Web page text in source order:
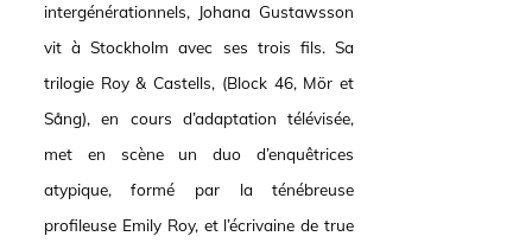
intergénérationnels, Johana Gustawsson
vit à Stockholm avec ses trois fils. Sa
trilogie Roy & Castells, (Block 46, Mör et
Sång), en cours d’adaptation télévisée,
met en scène un duo d’enquêtrices
atypique, formé par la ténébreuse
profileuse Emily Roy, et l’écrivaine de true